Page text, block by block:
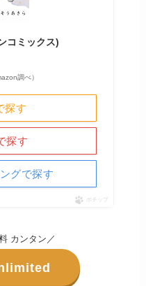
コミックス)
調べ）
探す
探す
グで探す
ポチップ
カンタン／